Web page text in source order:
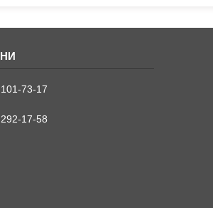
73-17
17-58